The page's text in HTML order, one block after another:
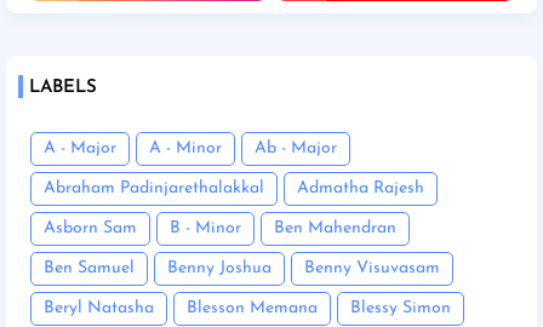
LABELS
A - Major A - Minor Ab - Major
Abraham Padinjarethalakkal Admatha Rajesh
Asborn Sam B - Minor Ben Mahendran
Ben Samuel Benny Joshua Benny Visuvasam
Beryl Natasha Blesson Memana Blessy Simon